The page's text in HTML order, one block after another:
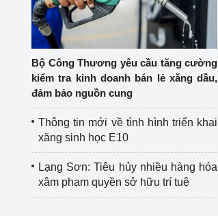
Bộ Công Thương yêu cầu tăng cường
kiểm tra kinh doanh bán lẻ xăng dầu,
đảm bảo nguồn cung
Thông tin mới về tình hình triển khai
xăng sinh học E10
Lạng Sơn: Tiêu hủy nhiều hàng hóa
xâm phạm quyền sở hữu trí tuệ